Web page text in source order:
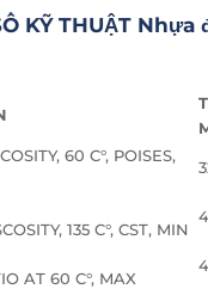
KỸ THUẬT Nhựa
60 C°, POISES,
135 C°, CST, MIN
AT 60 C°, MAX